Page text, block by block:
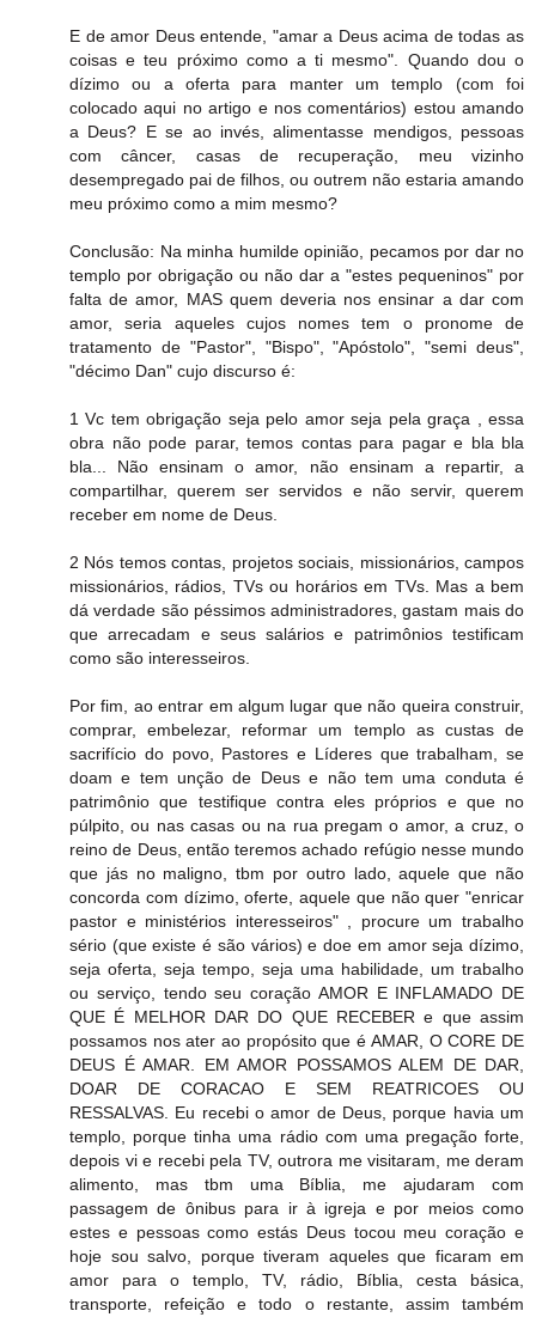
E de amor Deus entende, "amar a Deus acima de todas as
coisas e teu próximo como a ti mesmo". Quando dou o
dízimo ou a oferta para manter um templo (com foi
colocado aqui no artigo e nos comentários) estou amando
a Deus? E se ao invés, alimentasse mendigos, pessoas
com câncer, casas de recuperação, meu vizinho
desempregado pai de filhos, ou outrem não estaria amando
meu próximo como a mim mesmo?
Conclusão: Na minha humilde opinião, pecamos por dar no
templo por obrigação ou não dar a "estes pequeninos" por
falta de amor, MAS quem deveria nos ensinar a dar com
amor, seria aqueles cujos nomes tem o pronome de
tratamento de "Pastor", "Bispo", "Apóstolo", "semi deus",
"décimo Dan" cujo discurso é:
1 Vc tem obrigação seja pelo amor seja pela graça , essa
obra não pode parar, temos contas para pagar e bla bla
bla... Não ensinam o amor, não ensinam a repartir, a
compartilhar, querem ser servidos e não servir, querem
receber em nome de Deus.
2 Nós temos contas, projetos sociais, missionários, campos
missionários, rádios, TVs ou horários em TVs. Mas a bem
dá verdade são péssimos administradores, gastam mais do
que arrecadam e seus salários e patrimônios testificam
como são interesseiros.
Por fim, ao entrar em algum lugar que não queira construir,
comprar, embelezar, reformar um templo as custas de
sacrifício do povo, Pastores e Líderes que trabalham, se
doam e tem unção de Deus e não tem uma conduta é
patrimônio que testifique contra eles próprios e que no
púlpito, ou nas casas ou na rua pregam o amor, a cruz, o
reino de Deus, então teremos achado refúgio nesse mundo
que jás no maligno, tbm por outro lado, aquele que não
concorda com dízimo, oferte, aquele que não quer "enricar
pastor e ministérios interesseiros" , procure um trabalho
sério (que existe é são vários) e doe em amor seja dízimo,
seja oferta, seja tempo, seja uma habilidade, um trabalho
ou serviço, tendo seu coração AMOR E INFLAMADO DE
QUE É MELHOR DAR DO QUE RECEBER e que assim
possamos nos ater ao propósito que é AMAR, O CORE DE
DEUS É AMAR. EM AMOR POSSAMOS ALEM DE DAR,
DOAR DE CORACAO E SEM REATRICOES OU
RESSALVAS. Eu recebi o amor de Deus, porque havia um
templo, porque tinha uma rádio com uma pregação forte,
depois vi e recebi pela TV, outrora me visitaram, me deram
alimento, mas tbm uma Bíblia, me ajudaram com
passagem de ônibus para ir à igreja e por meios como
estes e pessoas como estás Deus tocou meu coração e
hoje sou salvo, porque tiveram aqueles que ficaram em
amor para o templo, TV, rádio, Bíblia, cesta básica,
transporte, refeição e todo o restante, assim também